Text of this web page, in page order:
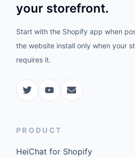
your storefront.
Start with the Shopify app when
the website install only when your
requires it.
PRODUCT
HeiChat for Shopify